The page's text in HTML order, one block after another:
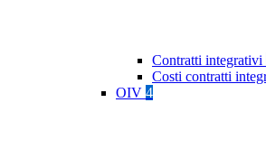
Contratti integrativi
Costi contratti
OIV 4